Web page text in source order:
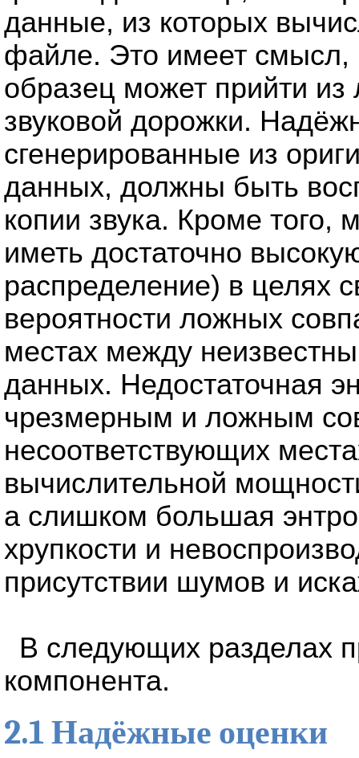
данные, из которых
файле. Это имеет смысл,
образец может прийти
звуковой дорожки.
сгенерированные из
данных, должны быть
копии звука. Кроме того,
иметь достаточно
распределение) в целях
вероятности ложных
местах между
данных. Недостаточная
чрезмерным и ложным
несоответствующих
вычислительной
а слишком большая
хрупкости и
присутствии шумов и
В следующих разделах
компонента.
2.1 Надёжные оценки